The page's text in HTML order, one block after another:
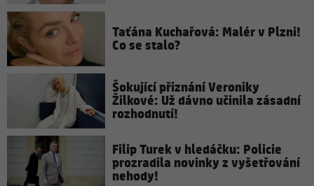
Taťána Kuchařová: Malér v Plzni!
Co se stalo?
Šokující přiznání Veroniky
Žilkové: Už dávno učinila zásadní
rozhodnutí!
Filip Turek v hledáčku: Policie
prozradila novinky z vyšetřování
nehody!